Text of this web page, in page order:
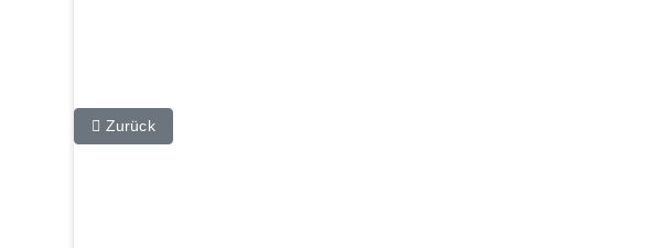
Vorheriger Beitrag: Neue Triathlonsparte beim DSV
Zurück